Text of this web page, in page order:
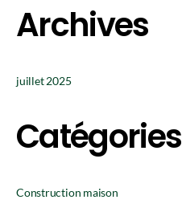
Archives
juillet 2025
Catégories
Construction maison